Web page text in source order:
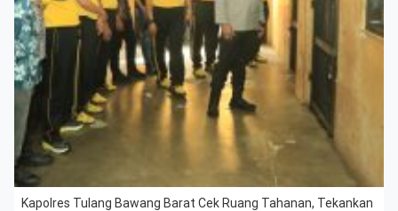
Kapolres Tulang Bawang Barat Cek Ruang Tahanan, Tekankan